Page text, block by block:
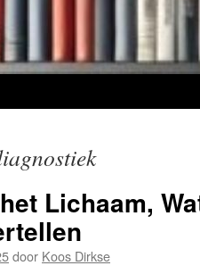
Lichaam,
door Koos Dirkse